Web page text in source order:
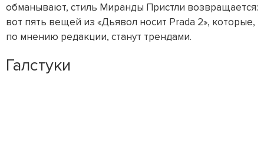
обманывают, стиль Миранды Пристли возвращается:
вот пять вещей из «Дьявол носит Prada 2», которые,
по мнению редакции, станут трендами.
Галстуки